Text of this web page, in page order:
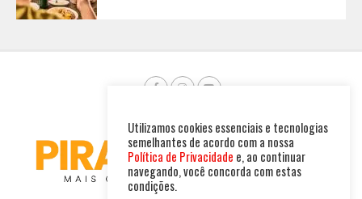
Utilizamos cookies essenciais e tecnologias
semelhantes de acordo com a nossa
Política de Privacidade e, ao continuar
navegando, você concorda com estas
condições.